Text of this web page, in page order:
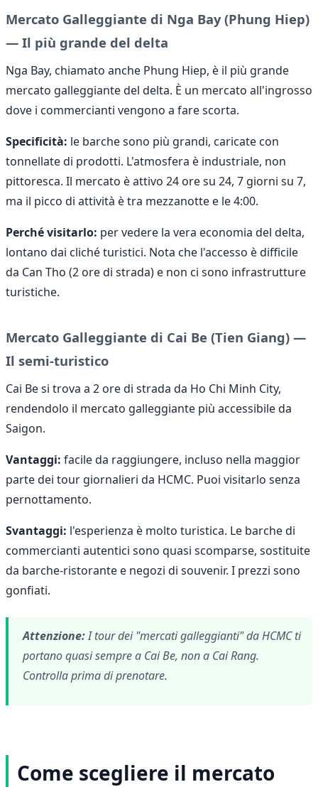
Mercato Galleggiante di Nga Bay (Phung Hiep)
— Il più grande del delta
Nga Bay, chiamato anche Phung Hiep, è il più grande
mercato galleggiante del delta. È un mercato all'ingrosso
dove i commercianti vengono a fare scorta.
Specificità: le barche sono più grandi, caricate con
tonnellate di prodotti. L'atmosfera è industriale, non
pittoresca. Il mercato è attivo 24 ore su 24, 7 giorni su 7,
ma il picco di attività è tra mezzanotte e le 4:00.
Perché visitarlo: per vedere la vera economia del delta,
lontano dai cliché turistici. Nota che l'accesso è difficile
da Can Tho (2 ore di strada) e non ci sono infrastrutture
turistiche.
Mercato Galleggiante di Cai Be (Tien Giang) —
Il semi-turistico
Cai Be si trova a 2 ore di strada da Ho Chi Minh City,
rendendolo il mercato galleggiante più accessibile da
Saigon.
Vantaggi: facile da raggiungere, incluso nella maggior
parte dei tour giornalieri da HCMC. Puoi visitarlo senza
pernottamento.
Svantaggi: l'esperienza è molto turistica. Le barche di
commercianti autentici sono quasi scomparse, sostituite
da barche-ristorante e negozi di souvenir. I prezzi sono
gonfiati.
Attenzione:I tour dei "mercati galleggianti" da HCMC ti
portano quasi sempre a Cai Be, non a Cai Rang.
Controlla prima di prenotare.
Come scegliere il mercato